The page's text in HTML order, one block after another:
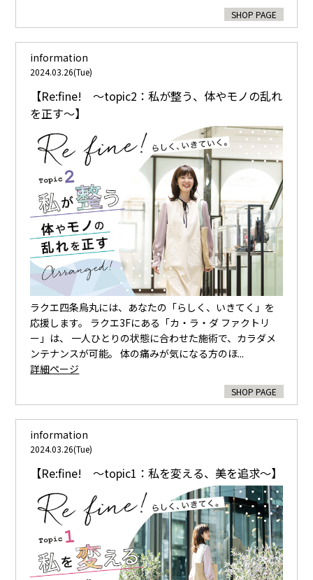
SHOP PAGE
information
2024.03.26(Tue)
【Re:fine! 〜topic2：私が整う、体やモノの乱れ
を正す〜】
ラクエ四条烏丸には、あなたの「らしく、いきてく」を
応援します。 ラクエ3Fにある「カ・ラ・ダ ファクトリ
ー」は、 一人ひとりの状態に合わせた施術で、カラダメ
ンテナンスが可能。 体の痛みが気になる方のほ...
詳細ページ
SHOP PAGE
information
2024.03.26(Tue)
【Re:fine! 〜topic1：私を変える、美を追求〜】